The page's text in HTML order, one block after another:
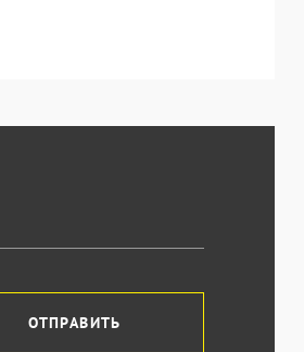
ОТПРАВИТЬ